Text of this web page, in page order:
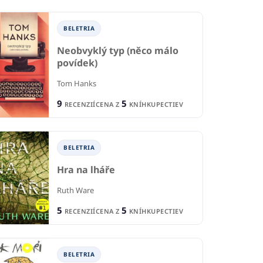
BELETRIA
Neobvyklý typ (něco málo
povídek)
Tom Hanks
9 RECENZIÍCENA Z 5 KNÍHKUPECTIEV
BELETRIA
Hra na lháře
Ruth Ware
5 RECENZIÍCENA Z 5 KNÍHKUPECTIEV
BELETRIA